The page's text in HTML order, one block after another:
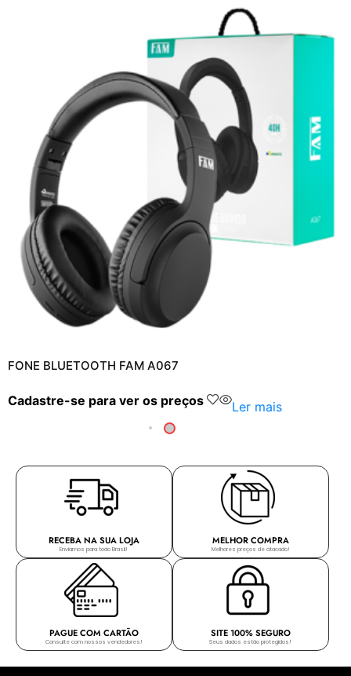
FONE BLUETOOTH FAM A067
Cadastre-se para ver os preços Ler mais
RECEBA NA SUA LOJA
Enviamos para todo Brasil!
MELHOR COMPRA
Melhores preços de atacado!
PAGUE COM CARTÃO
Consulte com nossos vendedores!
SITE 100% SEGURO
Seus dados estão protegidos!